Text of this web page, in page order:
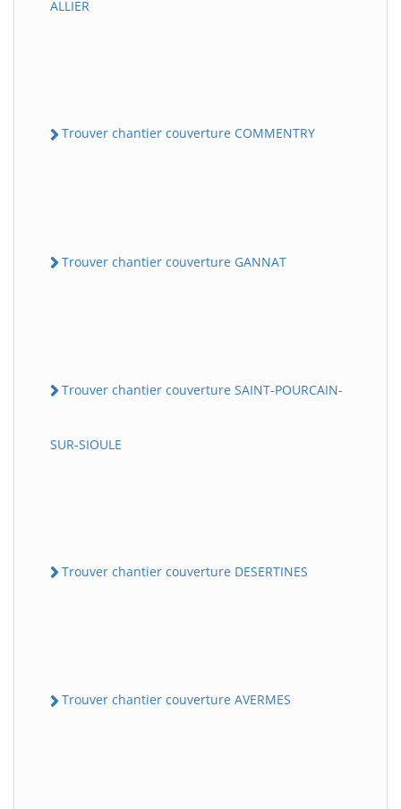
ALLIER
Trouver chantier couverture COMMENTRY
Trouver chantier couverture GANNAT
Trouver chantier couverture SAINT-POURCAIN-
SUR-SIOULE
Trouver chantier couverture DESERTINES
Trouver chantier couverture AVERMES